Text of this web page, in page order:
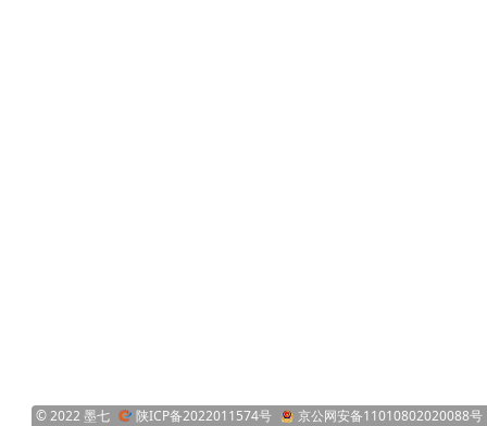
© 2022 墨七 陕ICP备2022011574号 京公网安备11010802020088号